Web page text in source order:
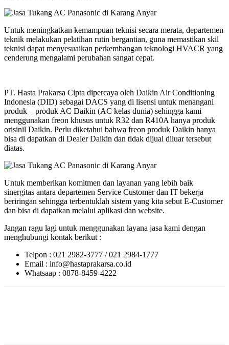
Untuk meningkatkan kemampuan teknisi secara merata, departemen
teknik melakukan pelatihan rutin bergantian, guna memastikan skil
teknisi dapat menyesuaikan perkembangan teknologi HVACR yang
cenderung mengalami perubahan sangat cepat.
PT. Hasta Prakarsa Cipta dipercaya oleh Daikin Air Conditioning
Indonesia (DID) sebagai DACS yang di lisensi untuk menangani
produk – produk AC Daikin (AC kelas dunia) sehingga kami
menggunakan freon khusus untuk R32 dan R410A hanya produk
orisinil Daikin. Perlu diketahui bahwa freon produk Daikin hanya
bisa di dapatkan di Dealer Daikin dan tidak dijual diluar tersebut
diatas.
Untuk memberikan komitmen dan layanan yang lebih baik
sinergitas antara departemen Service Customer dan IT bekerja
beriringan sehingga terbentuklah sistem yang kita sebut E-Customer
dan bisa di dapatkan melalui aplikasi dan website.
Jangan ragu lagi untuk menggunakan layana jasa kami dengan
menghubungi kontak berikut :
Telpon : 021 2982-3777 / 021 2984-1777
Email : info@hastaprakarsa.co.id
Whatsaap : 0878-8459-4222